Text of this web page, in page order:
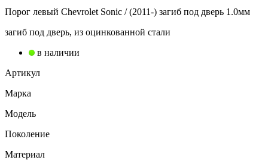
Порог левый Chevrolet Sonic / (2011-) загиб под дверь 1.0мм
загиб под дверь, из оцинкованной стали
в наличии
Артикул
Марка
Модель
Поколение
Материал